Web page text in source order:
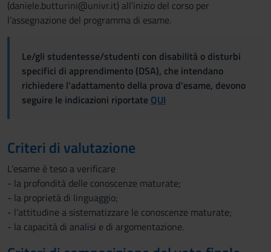
(daniele.butturini@univr.it) all’inizio del corso per
l’assegnazione del programma di esame.
Le/gli studentesse/studenti con disabilità o disturbi
specifici di apprendimento (DSA), che intendano
richiedere l'adattamento della prova d'esame, devono
seguire le indicazioni riportate QUI
Criteri di valutazione
L’esame è teso a verificare
- la profondità delle conoscenze maturate;
- la proprietà di linguaggio;
- l’attitudine a sistematizzare le conoscenze maturate;
- la capacità di analisi e di argomentazione.